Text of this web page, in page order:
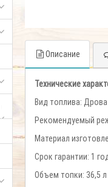
Описание
Технические
Вид топлива: Дрова
Рекомендуемый
Материал
Срок гарантии: 1
Объем топки: 36,5 л